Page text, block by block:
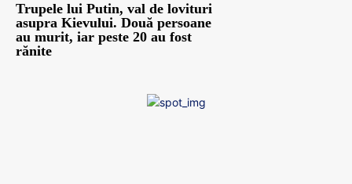
Trupele lui Putin, val de lovituri
asupra Kievului. Două persoane
au murit, iar peste 20 au fost
rănite